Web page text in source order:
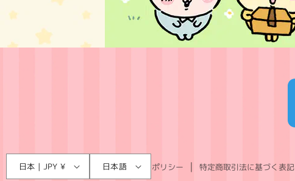
利用規約 プライバシーポリシー 特定商取引法に基づく表記
/
日本 | JPY ¥ 日本語